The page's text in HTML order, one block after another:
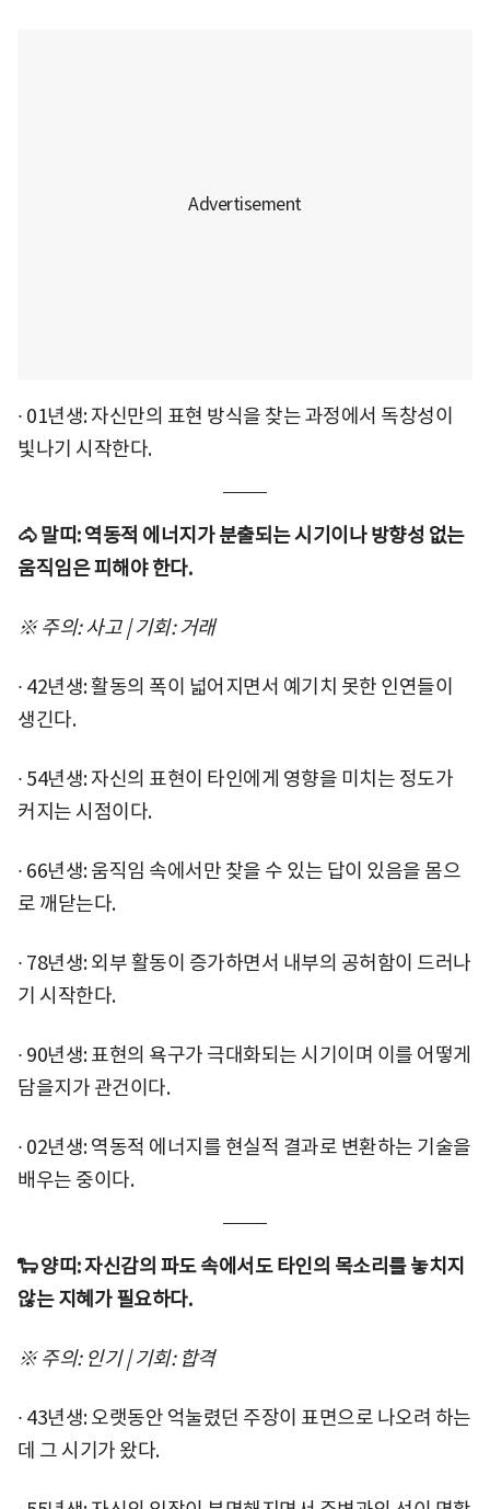
∙ 01년생: 자신만의 표현 방식을 찾는 과정에서 독창성이
빛나기 시작한다.
🐴 말띠: 역동적 에너지가 분출되는 시기이나 방향성 없는
움직임은 피해야 한다.
※ 주의: 사고 | 기회: 거래
∙ 42년생: 활동의 폭이 넓어지면서 예기치 못한 인연들이
생긴다.
∙ 54년생: 자신의 표현이 타인에게 영향을 미치는 정도가
커지는 시점이다.
∙ 66년생: 움직임 속에서만 찾을 수 있는 답이 있음을 몸으
로 깨닫는다.
∙ 78년생: 외부 활동이 증가하면서 내부의 공허함이 드러나
기 시작한다.
∙ 90년생: 표현의 욕구가 극대화되는 시기이며 이를 어떻게
담을지가 관건이다.
∙ 02년생: 역동적 에너지를 현실적 결과로 변환하는 기술을
배우는 중이다.
🐑 양띠: 자신감의 파도 속에서도 타인의 목소리를 놓치지
않는 지혜가 필요하다.
※ 주의: 인기 | 기회: 합격
∙ 43년생: 오랫동안 억눌렸던 주장이 표면으로 나오려 하는
데 그 시기가 왔다.